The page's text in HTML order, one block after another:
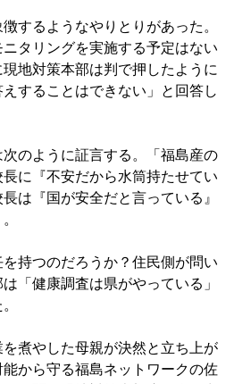
するようなやりとりがあった。
ニタリングを実施する予定はない
地対策本部は判で押したように
えすることはできない」と回答し
のように証言する。「福島産の
に『不安だから水筒持たせてい
は『国が安全だと言っている』
持つのだろうか？住民側が問い
「健康調査は県がやっている」
煮やした母親が決然と立ち上が
から守る福島ネットワークの佐